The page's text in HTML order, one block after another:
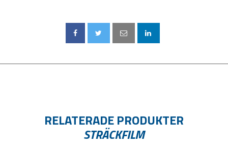
RELATERADE PRODUKTER
STRÄCKFILM